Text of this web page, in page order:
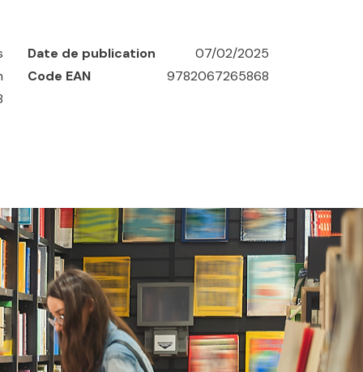
Date de publication
07/02/2025
Code EAN
9782067265868